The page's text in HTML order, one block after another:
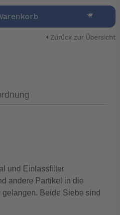
Zurück zur Übersicht
und Einlassfilter
andere Partikel in die
gelangen. Beide Siebe sind
Montage und Wartung mit